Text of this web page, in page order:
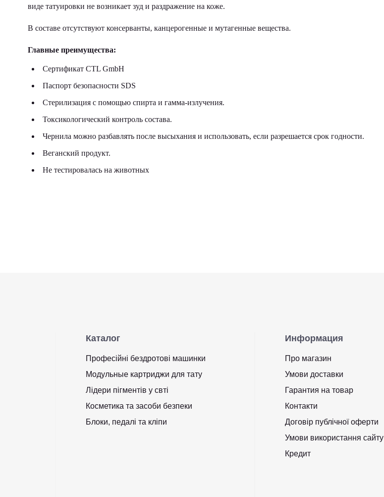
виде татуировки не возникает зуд и раздражение на коже.
В составе отсутствуют консерванты, канцерогенные и мутагенные вещества.
Главные преимущества:
Сертификат CTL GmbH
Паспорт безопасности SDS
Стерилизация с помощью спирта и гамма-излучения.
Токсикологический контроль состава.
Чернила можно разбавлять после высыхания и использовать, если разрешается срок годности.
Веганский продукт.
Не тестировалась на животных
Каталог
Професійні бездротові машинки
Модульные картриджи для тату
Лідери пігментів у свті
Косметика та засоби безпеки
Блоки, педалі та кліпи
Информация
Про магазин
Умови доставки
Гарантия на товар
Контакти
Договір публічної оферти
Умови використання сайту
Кредит